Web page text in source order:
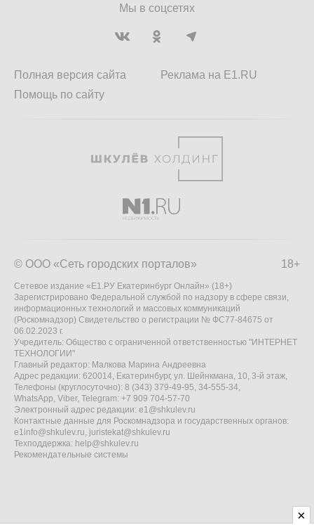
Мы в соцсетях
Полная версия сайта
Помощь по сайту
Реклама на E1.RU
18+
© ООО «Сеть городских порталов»
Сетевое издание «Е1.РУ Екатеринбург Онлайн» (18+)
Зарегистрировано Федеральной службой по надзору в сфере связи,
информационных технологий и массовых коммуникаций
(Роскомнадзор) Свидетельство о регистрации № ФС77-84675 от
06.02.2023 г.
Учредитель: Общество с ограниченной ответственностью "ИНТЕРНЕТ
ТЕХНОЛОГИИ"
Главный редактор: Малкова Марина Андреевна
Адрес редакции: 620014, Екатеринбург, ул. Шейнкмана, 10, 3-й этаж,
Телефоны (круглосуточно): 8 (343) 379-49-95, 34-555-34,
WhatsApp, Viber, Telegram: +7 909 704-57-70
Электронный адрес редакции: e1@shkulev.ru
Контактные данные для Роскомнадзора и государственных органов:
e1info@shkulev.ru, juristekat@shkulev.ru
Техподдержка: help@shkulev.ru
Рекомендательные системы